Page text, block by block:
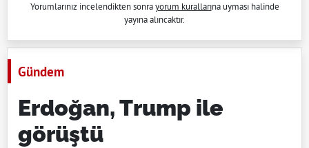
Yorumlarınız incelendikten sonrayorum kurallarına uyması halinde
yayına alıncaktır.
Gündem
Erdoğan, Trump ile
görüştü